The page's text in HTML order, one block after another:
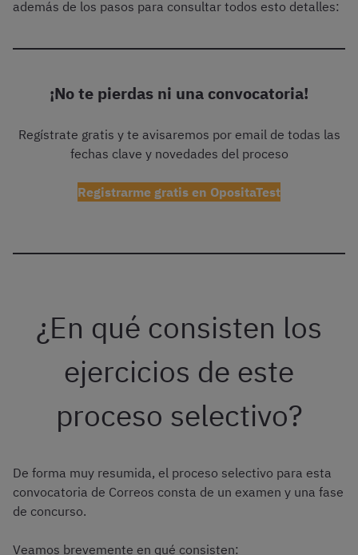
además de los pasos para consultar todos esto detalles:
¡No te pierdas ni una convocatoria!
Regístrate gratis y te avisaremos por email de todas las
fechas clave y novedades del proceso
Registrarme gratis en OpositaTest
¿En qué consisten los
ejercicios de este
proceso selectivo?
De forma muy resumida, el proceso selectivo para esta
convocatoria de Correos consta de un examen y una fase
de concurso.
Veamos brevemente en qué consisten: